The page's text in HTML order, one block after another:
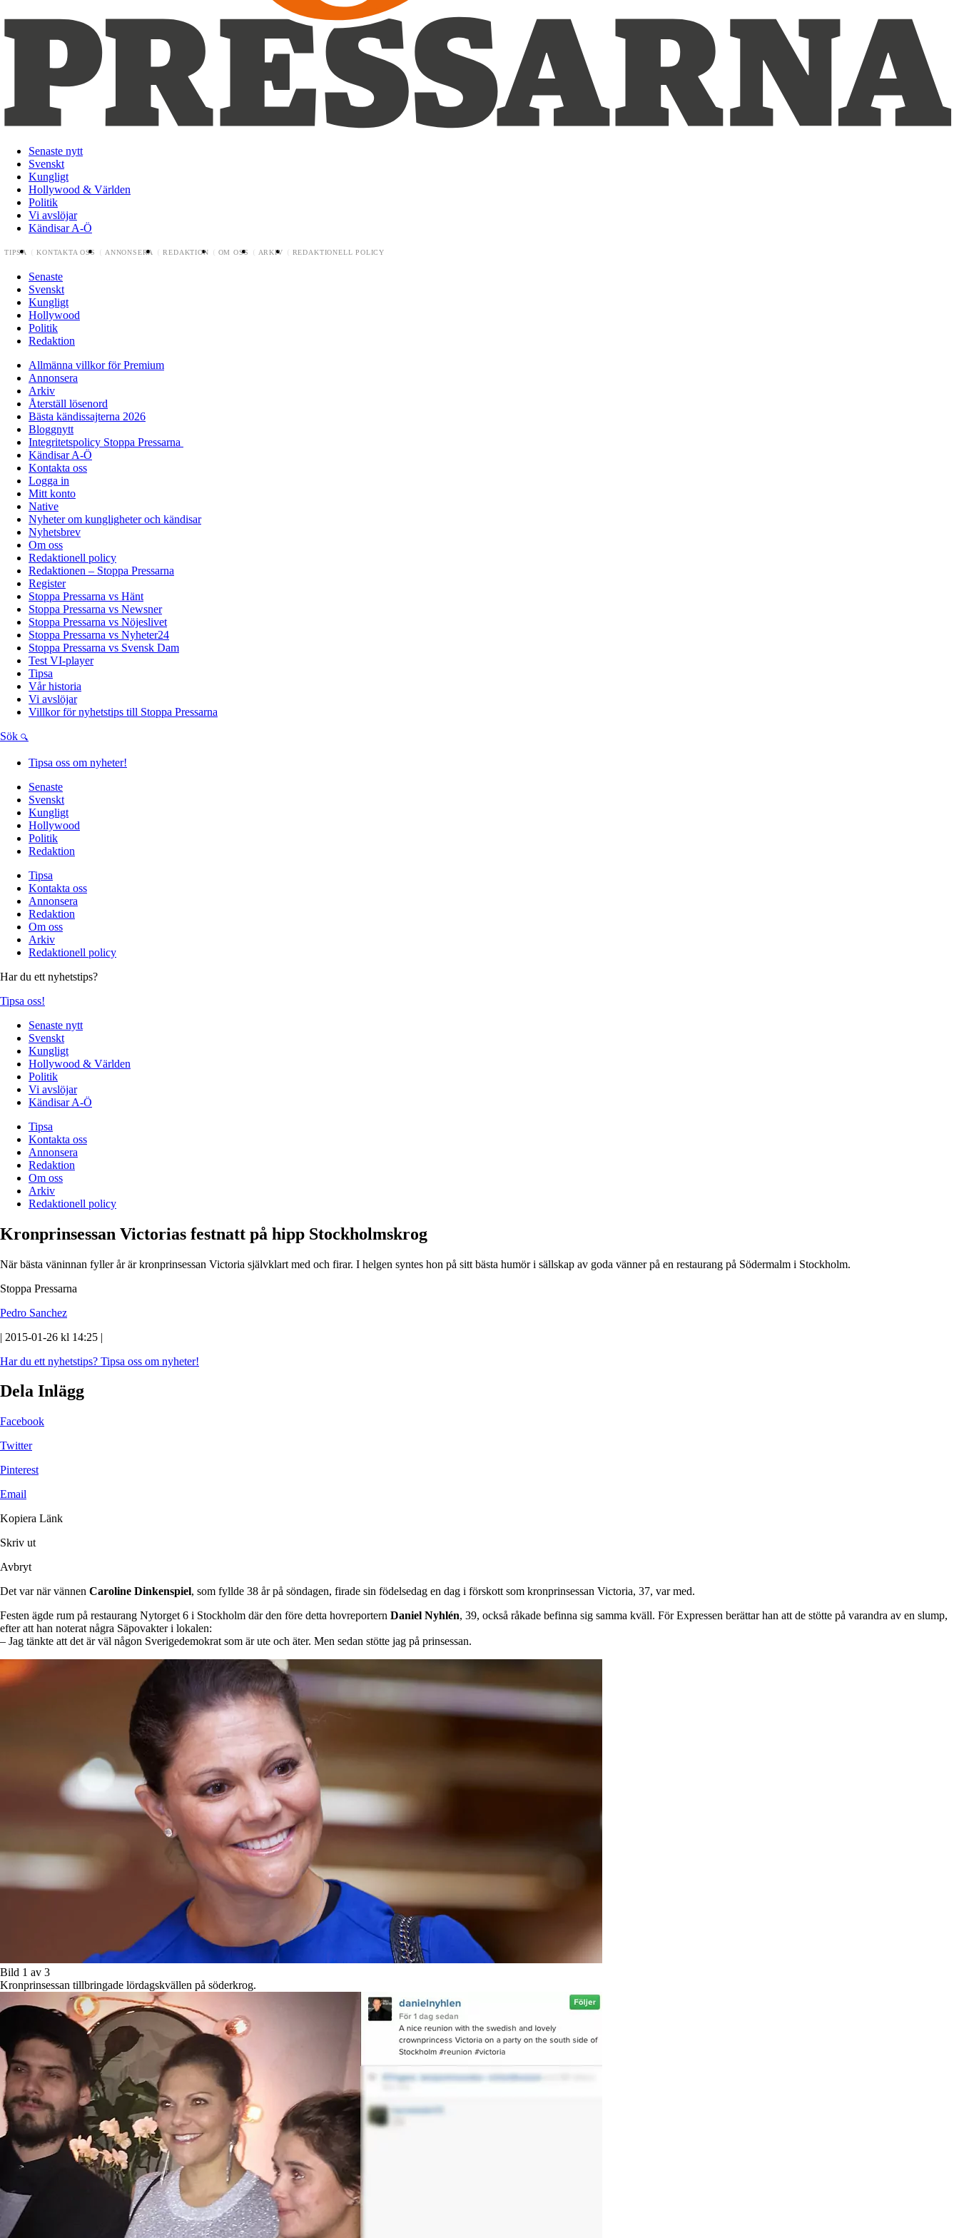
Senaste nytt
Svenskt
Kungligt
Hollywood & Världen
Politik
Vi avslöjar
Kändisar A-Ö
TIPSA KONTAKTA OSS ANNONSERA REDAKTION OM OSS ARKIV REDAKTIONELL POLICY
Senaste
Svenskt
Kungligt
Hollywood
Politik
Redaktion
Allmänna villkor för Premium
Annonsera
Arkiv
Återställ lösenord
Bästa kändissajterna 2026
Bloggnytt
Integritetspolicy Stoppa Pressarna
Kändisar A-Ö
Kontakta oss
Logga in
Mitt konto
Native
Nyheter om kungligheter och kändisar
Nyhetsbrev
Om oss
Redaktionell policy
Redaktionen – Stoppa Pressarna
Register
Stoppa Pressarna vs Hänt
Stoppa Pressarna vs Newsner
Stoppa Pressarna vs Nöjeslivet
Stoppa Pressarna vs Nyheter24
Stoppa Pressarna vs Svensk Dam
Test VI-player
Tipsa
Vår historia
Vi avslöjar
Villkor för nyhetstips till Stoppa Pressarna
Sök
Tipsa oss om nyheter!
Senaste
Svenskt
Kungligt
Hollywood
Politik
Redaktion
Tipsa
Kontakta oss
Annonsera
Redaktion
Om oss
Arkiv
Redaktionell policy
Har du ett nyhetstips?
Tipsa oss!
Senaste nytt
Svenskt
Kungligt
Hollywood & Världen
Politik
Vi avslöjar
Kändisar A-Ö
Tipsa
Kontakta oss
Annonsera
Redaktion
Om oss
Arkiv
Redaktionell policy
Kronprinsessan Victorias festnatt på hipp Stockholmskrog
När bästa väninnan fyller år är kronprinsessan Victoria självklart med och firar. I helgen syntes hon på sitt bästa humör i sällskap av goda vänner på en restaurang på Södermalm i Stockholm.
Stoppa Pressarna
Pedro Sanchez
| 2015-01-26 kl 14:25 |
Har du ett nyhetstips? Tipsa oss om nyheter!
Dela Inlägg
Facebook
Twitter
Pinterest
Email
Kopiera Länk
Skriv ut
Avbryt
Det var när vännen Caroline Dinkenspiel, som fyllde 38 år på söndagen, firade sin födelsedag en dag i förskott som kronprinsessan Victoria, 37, var med.
Festen ägde rum på restaurang Nytorget 6 i Stockholm där den före detta hovreportern Daniel Nyhlén, 39, också råkade befinna sig samma kväll. För Expressen berättar han att de stötte på varandra av en slump,
efter att han noterat några Säpovakter i lokalen:
– Jag tänkte att det är väl någon Sverigedemokrat som är ute och äter. Men sedan stötte jag på prinsessan.
Bild 1 av 3
Kronprinsessan tillbringade lördagskvällen på söderkrog.